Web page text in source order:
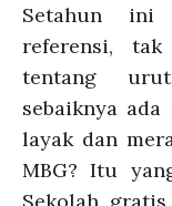
Setahun ini
referensi,
tentang
sebaiknya
layak dan
MBG? Itu
Sekolah